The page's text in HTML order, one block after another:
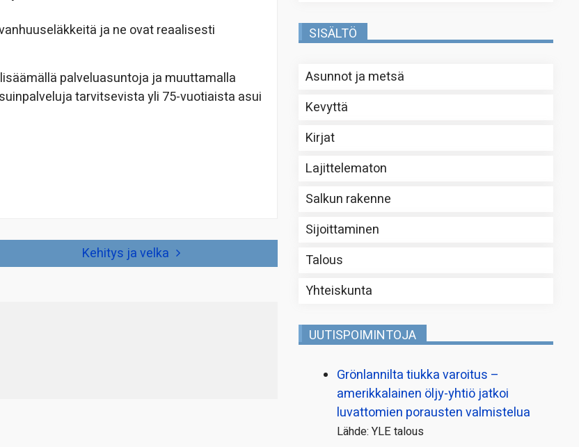
ja ne ovat reaalisesti
palveluasuntoja ja muuttamalla
tarvitsevista yli 75-vuotiaista asui
Kehitys ja velka
SISÄLTÖ
Asunnot ja metsä
Kevyttä
Kirjat
Lajittelematon
Salkun rakenne
Sijoittaminen
Talous
Yhteiskunta
UUTISPOIMINTOJA
Grönlannilta tiukka varoitus –
amerikkalainen öljy-yhtiö jatkoi
luvattomien porausten valmistelua
Lähde: YLE talous